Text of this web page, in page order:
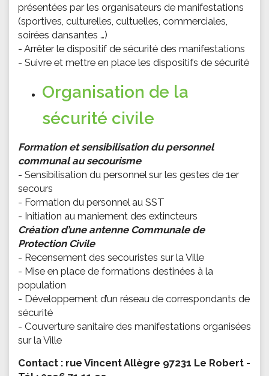
présentées par les organisateurs de manifestations
(sportives, culturelles, cultuelles, commerciales,
soirées dansantes …)
- Arrêter le dispositif de sécurité des manifestations
- Suivre et mettre en place les dispositifs de sécurité
Organisation de la
sécurité civile
Formation et sensibilisation du personnel
communal au secourisme
- Sensibilisation du personnel sur les gestes de 1er
secours
- Formation du personnel au SST
- Initiation au maniement des extincteurs
Création d’une antenne Communale de
Protection Civile
- Recensement des secouristes sur la Ville
- Mise en place de formations destinées à la
population
- Développement d’un réseau de correspondants de
sécurité
- Couverture sanitaire des manifestations organisées
sur la Ville
Contact : rue Vincent Allègre 97231 Le Robert -